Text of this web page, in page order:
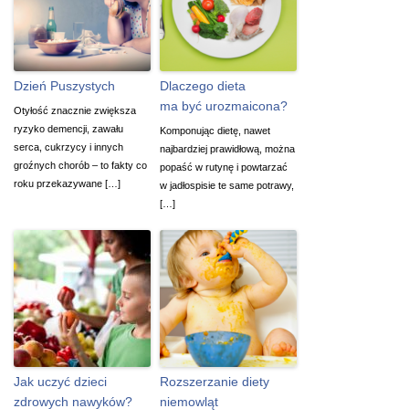
Dzień Puszystych
Otyłość znacznie zwiększa
ryzyko demencji, zawału
serca, cukrzycy i innych
groźnych chorób – to fakty co
roku przekazywane […]
Dlaczego dieta
ma być urozmaicona?
Komponując dietę, nawet
najbardziej prawidłową, można
popaść w rutynę i powtarzać
w jadłospisie te same potrawy,
[…]
Jak uczyć dzieci
zdrowych nawyków?
Rozszerzanie diety
niemowląt